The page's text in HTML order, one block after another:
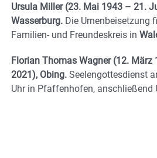
Ursula Miller (23. Mai 1943 – 21.
Wasserburg. Die Urnenbeisetzung
Familien- und Freundeskreis in
Florian Thomas Wagner (12.
2021), Obing. Seelengottesdienst
Uhr in Pfaffenhofen, anschließend